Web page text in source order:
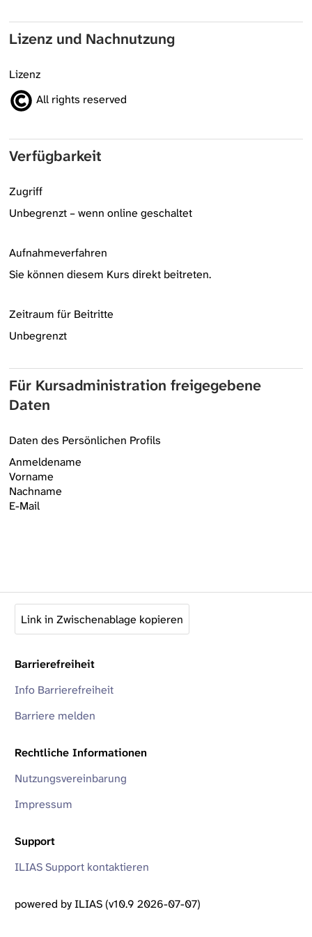
Lizenz und Nachnutzung
Lizenz
All rights reserved
Verfügbarkeit
Zugriff
Unbegrenzt – wenn online geschaltet
Aufnahmeverfahren
Sie können diesem Kurs direkt beitreten.
Zeitraum für Beitritte
Unbegrenzt
Für Kursadministration freigegebene
Daten
Daten des Persönlichen Profils
Anmeldename
Vorname
Nachname
E-Mail
Link in Zwischenablage kopieren
Barrierefreiheit
Info Barrierefreiheit
Barriere melden
Rechtliche Informationen
Nutzungsvereinbarung
Impressum
Support
ILIAS Support kontaktieren
powered by ILIAS (v10.9 2026-07-07)